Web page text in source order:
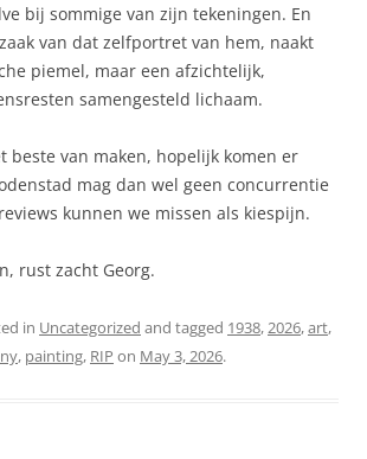
bij sommige van zijn tekeningen. En
van dat zelfportret van hem, naakt
piemel, maar een afzichtelijk,
samengesteld lichaam.
beste van maken, hopelijk komen er
mag dan wel geen concurrentie
kunnen we missen als kiespijn.
rust zacht Georg.
in Uncategorized and tagged 1938,2026,art,
, painting, RIP on May 3, 2026.